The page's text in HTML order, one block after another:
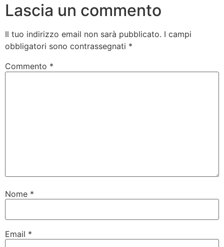
Lascia un commento
Il tuo indirizzo email non sarà pubblicato. I campi
obbligatori sono contrassegnati *
Commento *
Nome *
Email *